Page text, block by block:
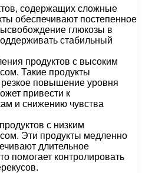
содержащих сложные
обеспечивают постепенное
глюкозы в
стабильный
продуктов с высоким
Такие продукты
повышение уровня
привести к
и снижению чувства
с низким
Эти продукты медленно
длительное
помогает контролировать